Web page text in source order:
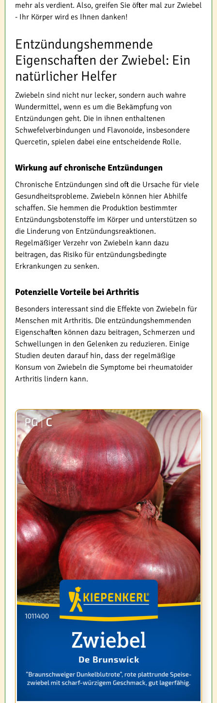
mehr als verdient. Also, greifen Sie öfter mal zur Zwiebel
- Ihr Körper wird es Ihnen danken!
Entzündungshemmende
Eigenschaften der Zwiebel: Ein
natürlicher Helfer
Zwiebeln sind nicht nur lecker, sondern auch wahre
Wundermittel, wenn es um die Bekämpfung von
Entzündungen geht. Die in ihnen enthaltenen
Schwefelverbindungen und Flavonoide, insbesondere
Quercetin, spielen dabei eine entscheidende Rolle.
Wirkung auf chronische Entzündungen
Chronische Entzündungen sind oft die Ursache für viele
Gesundheitsprobleme. Zwiebeln können hier Abhilfe
schaffen. Sie hemmen die Produktion bestimmter
Entzündungsbotenstoffe im Körper und unterstützen so
die Linderung von Entzündungsreaktionen.
Regelmäßiger Verzehr von Zwiebeln kann dazu
beitragen, das Risiko für entzündungsbedingte
Erkrankungen zu senken.
Potenzielle Vorteile bei Arthritis
Besonders interessant sind die Effekte von Zwiebeln für
Menschen mit Arthritis. Die entzündungshemmenden
Eigenschaften können dazu beitragen, Schmerzen und
Schwellungen in den Gelenken zu reduzieren. Einige
Studien deuten darauf hin, dass der regelmäßige
Konsum von Zwiebeln die Symptome bei rheumatoider
Arthritis lindern kann.